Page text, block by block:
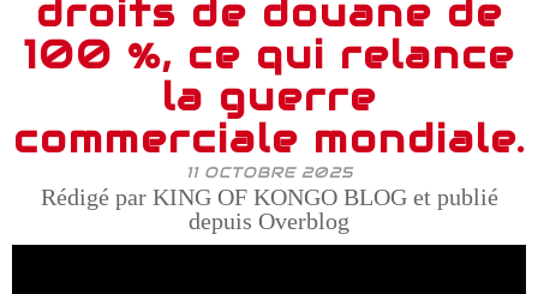
droits de douane de
100 %, ce qui relance
la guerre
commerciale mondiale.
11 OCTOBRE 2025
Rédigé par KING OF KONGO BLOG et publié
depuis Overblog